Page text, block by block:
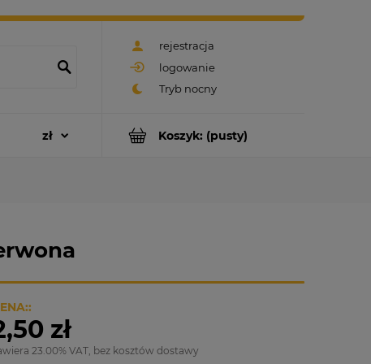
rejestracja
logowanie
Koszyk: (pusty)
zł
23.00% VAT, bez kosztów dostawy